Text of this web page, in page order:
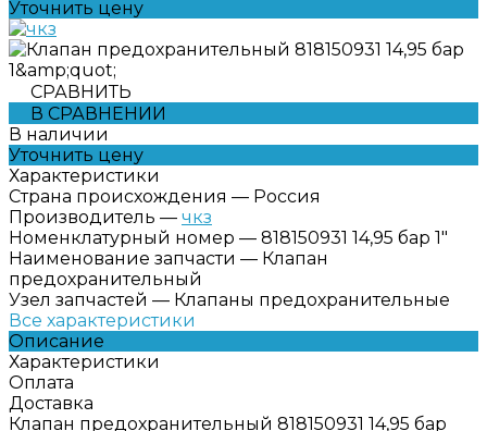
Уточнить цену
СРАВНИТЬ
В СРАВНЕНИИ
В наличии
Уточнить цену
Характеристики
Страна происхождения — Россия
Производитель — чкз
Номенклатурный номер — 818150931 14,95 бар 1"
Наименование запчасти — Клапан
предохранительный
Узел запчастей — Клапаны предохранительные
Все характеристики
Описание
Характеристики
Оплата
Доставка
Клапан предохранительный 818150931 14,95 бар